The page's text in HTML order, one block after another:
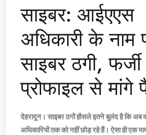
साइबर: आईएएस
अधिकारी के नाम
साइबर ठगी,
प्रोफाइल से मांगे
देहरादून। साइबर ठगों हौसले इतने बुलंद है कि अब
अधिकारियों तक को नहीं छोड़ रहे हैं। ऐसा ही एक